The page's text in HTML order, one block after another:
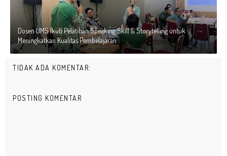
Dosen UMS Ikuti Pelatihan Speaking Skill & Storytelling untuk
Meningkatkan Kualitas Pembelajaran
TIDAK ADA KOMENTAR:
POSTING KOMENTAR